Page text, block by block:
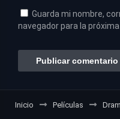
Guarda mi nombre,
navegador para la
Inicio Películas